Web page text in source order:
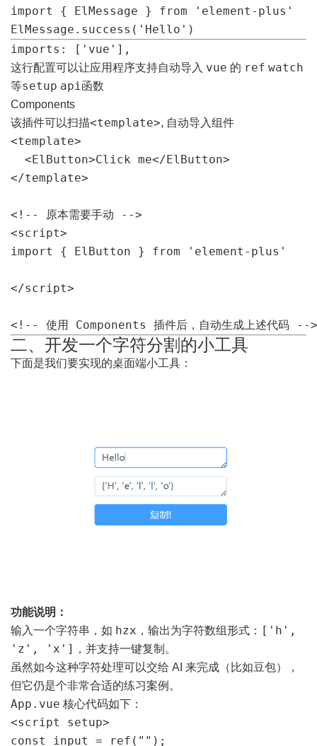
import { ElMessage } from 'element-plus'
ElMessage.success('Hello')
imports: ['vue'],
这行配置可以让应用程序支持自动导入 vue 的 ref watch
等setup api函数
Components
该插件可以扫描<template>, 自动导入组件
<template>
  <ElButton>Click me</ElButton>
</template>
<!-- 原本需要手动 -->
<script>
import { ElButton } from 'element-plus'
</script>
<!-- 使用 Components 插件后，自动生成上述代码 -->
二、开发一个字符分割的小工具
下面是我们要实现的桌面端小工具：
功能说明：
输入一个字符串，如 hzx ，输出为字符数组形式： ['h',
'z', 'x']
，并支持一键复制。
虽然如今这种字符处理可以交给 AI 来完成（比如豆包），
但它仍是个非常合适的练习案例。
App.vue 核心代码如下：
<script setup>
const input = ref("");